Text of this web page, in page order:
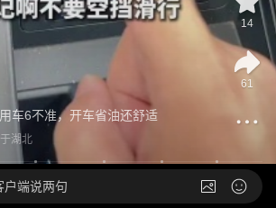
车6不准，开车省油还舒适
湖北
14
61
户端说两句